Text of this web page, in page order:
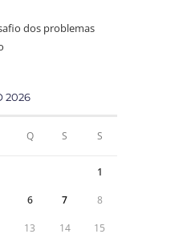
dos problemas
2026
Q S S
1
6 7 8
13 14 15